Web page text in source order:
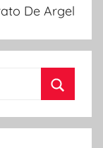
De Argel